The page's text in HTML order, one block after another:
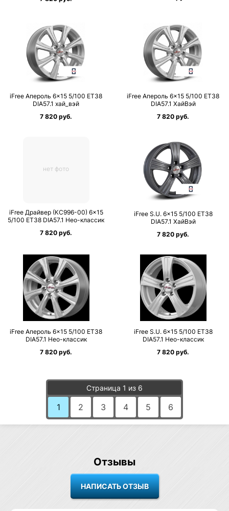
iFree Апероль 6×15 5/100 ET38
DIA57.1 хай_вэй
7 820 руб.
iFree Апероль 6×15 5/100 ET38
DIA57.1 ХайВэй
7 820 руб.
нет фото
iFree Драйвер (КС996-00) 6×15
5/100 ET38 DIA57.1 Нео-классик
7 820 руб.
iFree S.U. 6×15 5/100 ET38
DIA57.1 ХайВэй
7 820 руб.
iFree Апероль 6×15 5/100 ET38
DIA57.1 Нео-классик
7 820 руб.
iFree S.U. 6×15 5/100 ET38
DIA57.1 Нео-классик
7 820 руб.
Страница 1 из 6
1 2 3 4 5 6
Отзывы